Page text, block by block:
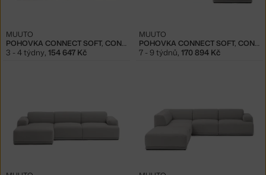
POHOVKA CONNECT SOFT, CONF. 1, CLAY 12
MUUTO
3 - 4 týdny, 154 647 Kč
POHOVKA CONNECT SOFT, CONF. 2, CLAY 12
MUUTO
7 - 9 týdnů, 170 894 Kč